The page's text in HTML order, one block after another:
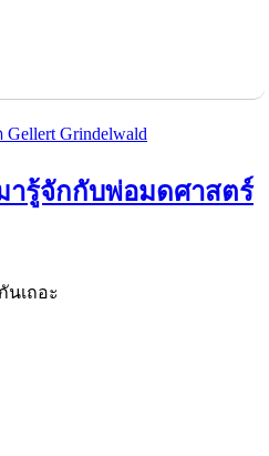
มารู้จักกับพ่อมดศาสตร์
นเถอะ